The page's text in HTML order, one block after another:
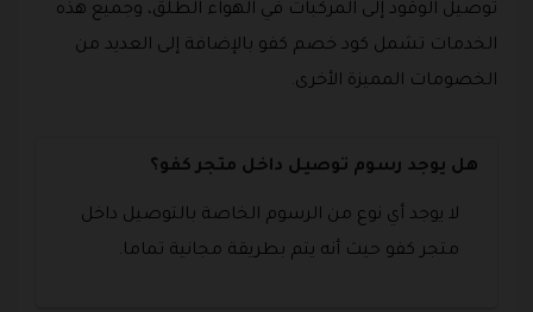
توصيل الوقود إلى المركبات في الهواء الطلق، وجميع هذه
الخدمات تشمل كود خصم كفو بالإضافة إلى العديد من
الخصومات المميزة الأخرى.
هل يوجد رسوم توصيل داخل متجر كفو؟
لا يوجد أي نوع من الرسوم الخاصة بالتوصيل داخل
متجر كفو حيث أنه يتم بطريقة مجانية تماما.